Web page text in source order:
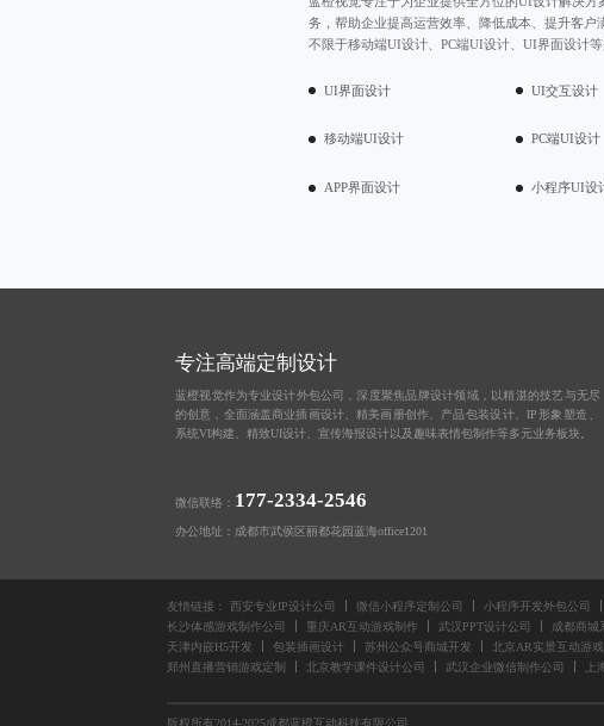
务，帮助企业提高运营效率、降低成本、提升客户
不限于移动端UI设计、PC端UI设计、UI界面设计等
UI界面设计 UI交互设计
移动端UI设计 PC端UI设计
APP界面设计 小程序UI设
专注高端定制设计
蓝橙视觉作为专业设计外包公司
，深度聚焦品牌设计领域，以精湛的技艺与无尽
的创意，全面涵盖商业插画设计 精美画册创作 产品包装设计 IP形象塑造
系统VI构建、 精致UI设计 宣传海报设计以及趣味表情包制作等多元业务板块。
微信联络： 177-2334-2546
办公地址：成都市武侯区丽都花园蓝海office1201
友情链接： 西安专业IP设计公司 微信小程序定制公司 小程序开发外包公司
长沙体感游戏制作公司
重庆AR互动游戏制作 武汉PPT设计公司 成都商城
天津内嵌H5开发
包装插画设计 苏州公众号商城开发 北京AR实景互动游戏
郑州直播营销游戏定制
北京教学课件设计公司 武汉企业微信制作公司 上
版权所有2014-2025成都蓝橙互动科技有限公司